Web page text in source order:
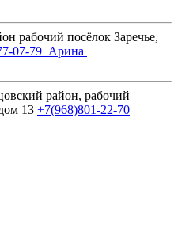
рабочий посёлок Заречье,
07-79 Арина
район, рабочий
13 +7(968)801-22-70